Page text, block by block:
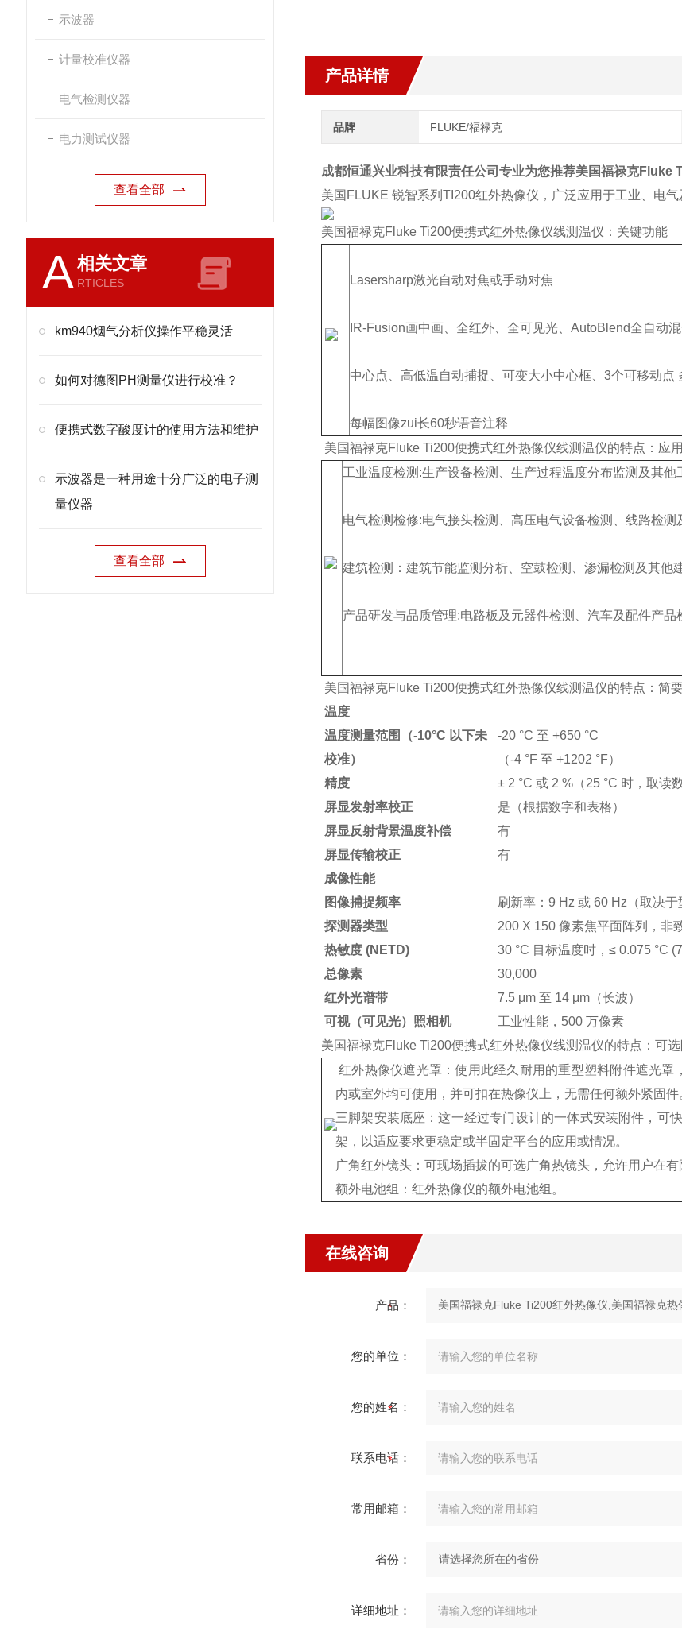
示波器
计量校准仪器
电气检测仪器
电力测试仪器
查看全部
A相关文章
RTICLES
km940烟气分析仪操作平稳灵活
如何对德图PH测量仪进行校准？
便携式数字酸度计的使用方法和维护
示波器是一种用途十分广泛的电子测
量仪器
查看全部
产品详情
品牌 FLUKE/福禄克
成都恒通兴业科技有限责任公司专业为您推荐美国福禄克Fluke
美国FLUKE 锐智系列TI200红外热像仪，广泛应用于工业、电气
美国福禄克Fluke Ti200便携式红外热像仪线测温仪： 关键功能
Lasersharp激光自动对焦或手动对焦
IR-Fusion画中画、全红外、全可见光、AutoBlend全自动
中心点、高低温自动捕捉、可变大小中心框、 3个可移动点
每幅图像zui长60秒语音注释
美国福禄克Fluke Ti200便携式红外热像仪线测温仪的特点： 应
工业温度检测:生产设备检测、生产过程温度分布监测及其他
电气检测检修:电气接头检测、高压电气设备检测、线路检测
建筑检测：建筑节能监测分析、空鼓检测、渗漏检测及其他
产品研发与品质管理:电路板及元器件检测、汽车及配件产
美国福禄克Fluke Ti200便携式红外热像仪线测温仪的特点 ： 简
温度
温度测量范围（-10°C 以下未
校准）
-20 °C 至 +650 °C
（-4 °F 至 +1202 °F）
精度
± 2 °C 或 2 %（25 °C 时，取读
屏显发射率校正
是（根据数字和表格）
屏显反射背景温度补偿
有
屏显传输校正
有
成像性能
图像捕捉频率
刷新率：9 Hz 或 60 Hz（取决于
探测器类型
200 X 150 像素焦平面阵列，非
热敏度 (NETD)
30 °C 目标温度时，≤ 0.075 °C
总像素
30,000
红外光谱带
7.5 μm 至 14 μm（长波）
可视（可见光）照相机
工业性能，500 万像素
美国福禄克Fluke Ti200便携式红外热像仪线测温仪的特点 ： 可
红外热像仪遮光罩：使用此经久耐用的重型塑料附件遮光罩
内或室外均可使用，并可扣在热像仪上，无需任何额外紧固件
三脚架安装底座：这一经过专门设计的一体式安装附件，可
架，以适应要求更稳定或半固定平台的应用或情况。
广角红外镜头： 可现场插拔的可选广角热镜头，允许用户在有
额外电池组： 红外热像仪的额外电池组。
在线咨询
产品：
您的单位：
您的姓名：
联系电话：
常用邮箱：
省份：
详细地址：